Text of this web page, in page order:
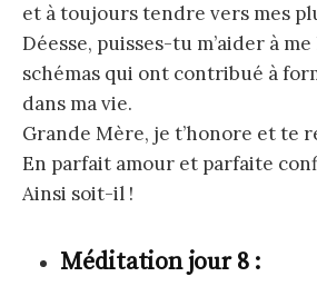
et à toujours tendre vers mes
Déesse, puisses-tu m’aider à
schémas qui ont contribué à
dans ma vie.
Grande Mère, je t’honore et te
En parfait amour et parfaite
Ainsi soit-il !
Méditation jour 8 :